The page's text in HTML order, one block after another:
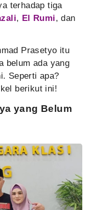
terhadap tiga
, El Rumi, dan
Prasetyo itu
belum ada yang
Seperti apa?
berikut ini!
yang Belum